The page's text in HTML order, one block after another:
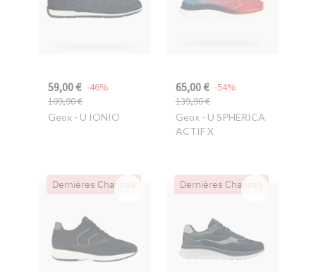
59,00 €
109,90 €
-46%
Geox - U IONIO
65,00 €
139,90 €
-54%
Geox- U SPHERICA
ACTIF X
Dernières Chances Dernières Chances